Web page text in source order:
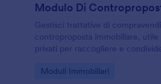
Modulo Di
Gestisci trattative di
controproposta immobiliare, utile
privati per raccogliere e
modulo con Jotform.
Go to Category:
Moduli Immobiliari